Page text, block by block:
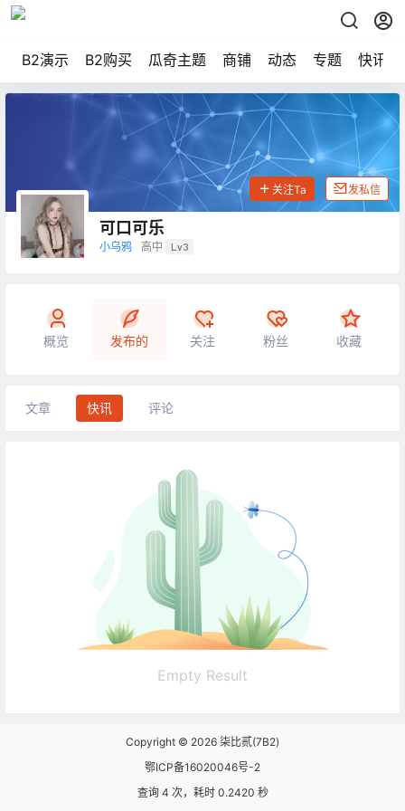
B2演示 B2购买 瓜奇主题 商铺 动态 专题 快讯
可口可乐
小乌鸦 高中 Lv3
关注Ta 发私信
概览 发布的 关注 粉丝 收藏
文章 快讯 评论
Empty Result
Copyright © 2026 柒比贰(7B2)
鄂ICP备16020046号-2
查询 4 次，耗时 0.2420 秒